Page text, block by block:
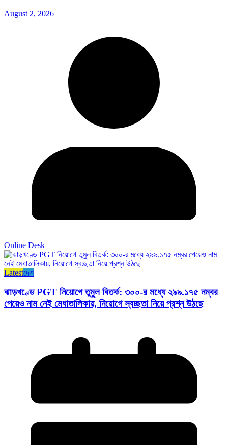
August 2, 2026
Online Desk
Latestদেশ
ঝাড়খণ্ডে PGT নিয়োগে তুমুল বিতর্ক: ৩০০-র মধ্যে ২৯৯.১৭৫ নম্বর
পেয়েও নাম নেই মেধাতালিকায়, নিয়োগে স্বচ্ছতা নিয়ে প্রশ্ন উঠছে